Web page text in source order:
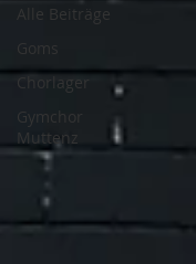
Alle Beiträge
Goms
Chorlager
Gymchor
Muttenz